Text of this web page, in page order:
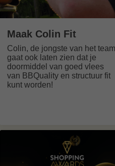
Maak Colin Fit
Colin, de jongste van het team
gaat ook laten zien dat je
doormiddel van goed vlees
van BBQuality en structuur fit
kunt worden!